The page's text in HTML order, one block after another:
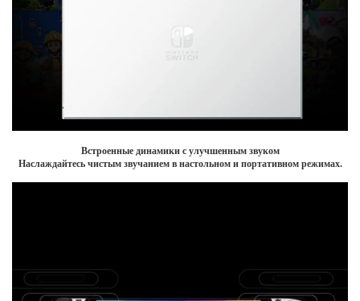
Встроенные динамики с улучшенным звуком
Наслаждайтесь чистым звучанием в настольном и портативном режимах.